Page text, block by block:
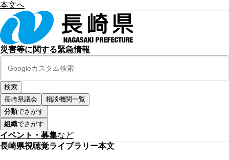
本文へ
災害等に関する緊急情報
長崎県議会
相談機関一覧
分類でさがす
組織でさがす
イベント・募集など
長崎県視聴覚ライブラリー本文